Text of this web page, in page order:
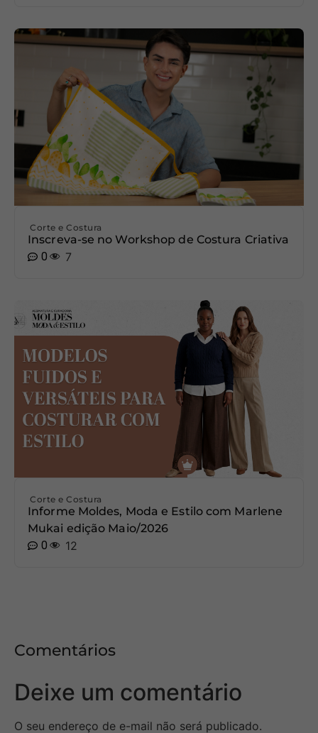
Corte e Costura
Inscreva-se no Workshop de Costura Criativa
0
7
Corte e Costura
Informe Moldes, Moda e Estilo com Marlene
Mukai edição Maio/2026
0
12
Comentários
Deixe um comentário
O seu endereço de e-mail não será publicado.